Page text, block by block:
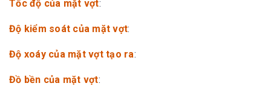
Tốc độ của mặt vợt:
Độ kiểm soát của mặt vợt:
Độ xoáy của mặt vợt tạo ra:
Đồ bền của mặt vợt: